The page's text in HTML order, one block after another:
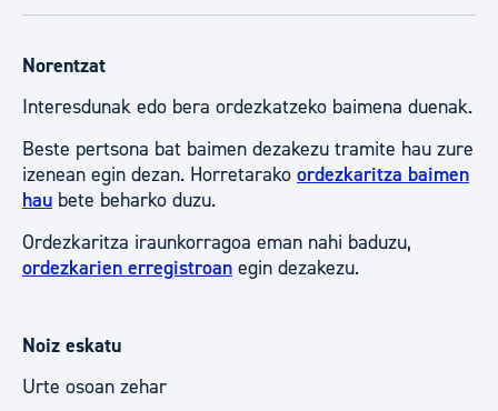
Norentzat
Interesdunak edo bera ordezkatzeko baimena duenak.
Beste pertsona bat baimen dezakezu tramite hau zure
izenean egin dezan. Horretarako ordezkaritza baimen
hau bete beharko duzu.
Ordezkaritza iraunkorragoa eman nahi baduzu,
ordezkarien erregistroan egin dezakezu.
Noiz eskatu
Urte osoan zehar